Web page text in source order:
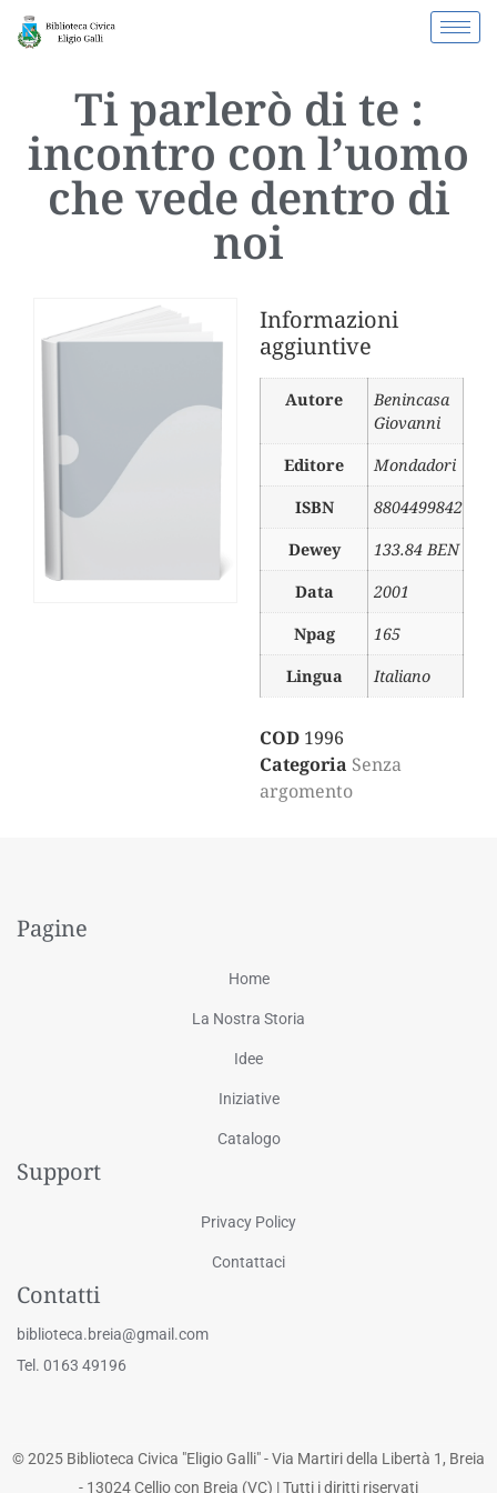
Ti parlerò di te :
incontro con l’uomo
che vede dentro di
noi
Informazioni
aggiuntive
Autore
Benincasa
Giovanni
Editore
Mondadori
ISBN
8804499842
Dewey
133.84 BEN
Data
2001
Npag
165
Lingua
Italiano
COD 1996
Categoria Senza
argomento
Pagine
Home
La Nostra Storia
Idee
Iniziative
Catalogo
Support
Privacy Policy
Contattaci
Contatti
biblioteca.breia@gmail.com
Tel. 0163 49196
© 2025 Biblioteca Civica "Eligio Galli" - Via Martiri della Libertà 1, Breia
- 13024 Cellio con Breia (VC) | Tutti i diritti riservati